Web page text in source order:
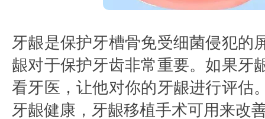
牙龈是保护牙槽骨免受细菌侵犯的
龈对于保护牙齿非常重要。如果牙
看牙医，让他对你的牙龈进行评估
牙龈健康，牙龈移植手术可用来改